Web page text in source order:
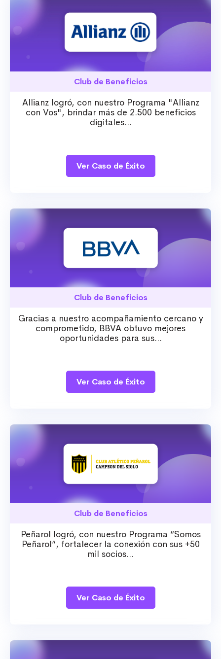
Club de Beneficios
Allianz logró, con nuestro Programa "Allianz
con Vos", brindar más de 2.500 beneficios
digitales...
Ver Caso de Éxito
Club de Beneficios
Gracias a nuestro acompañamiento cercano y
comprometido, BBVA obtuvo mejores
oportunidades para sus...
Ver Caso de Éxito
Club de Beneficios
Peñarol logró, con nuestro Programa “Somos
Peñarol”, fortalecer la conexión con sus +50
mil socios...
Ver Caso de Éxito